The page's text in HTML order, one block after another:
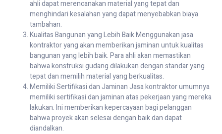
ahli dapat merencanakan material yang tepat dan
menghindari kesalahan yang dapat menyebabkan biaya
tambahan.
Kualitas Bangunan yang Lebih Baik Menggunakan jasa
kontraktor yang akan memberikan jaminan untuk kualitas
bangunan yang lebih baik. Para ahli akan memastikan
bahwa konstruksi gudang dilakukan dengan standar yang
tepat dan memilih material yang berkualitas.
Memiliki Sertifikasi dan Jaminan Jasa kontraktor umumnya
memiliki sertifikasi dan jaminan atas pekerjaan yang mereka
lakukan. Ini memberikan kepercayaan bagi pelanggan
bahwa proyek akan selesai dengan baik dan dapat
diandalkan.